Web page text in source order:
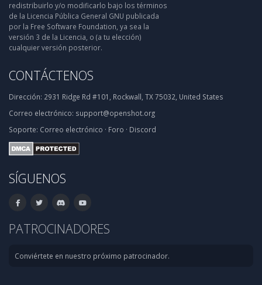
redistribuirlo y/o modificarlo bajo los términos
de la Licencia Pública General GNU publicada
por la Free Software Foundation, ya sea la
versión 3 de la Licencia, o (a tu elección)
cualquier versión posterior.
CONTÁCTENOS
Dirección: 2931 Ridge Rd #101, Rockwall, TX 75032, United States
Correo electrónico: support@openshot.org
Soporte: Correo electrónico · Foro · Discord
SÍGUENOS
PATROCINADORES
Conviértete en nuestro próximo patrocinador.